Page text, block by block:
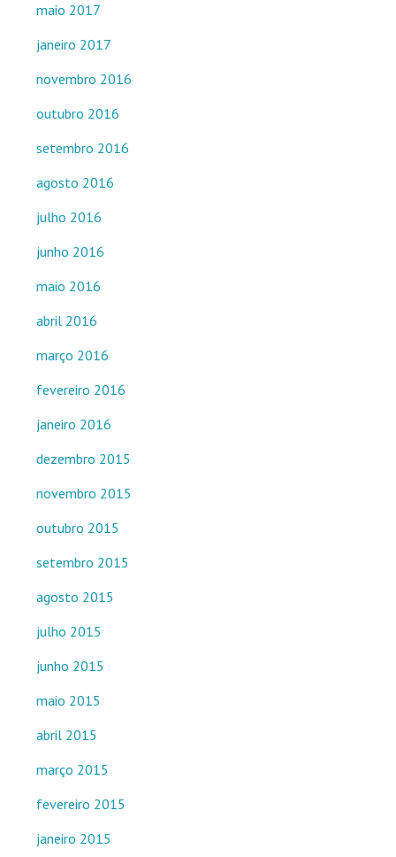
maio 2017
janeiro 2017
novembro 2016
outubro 2016
setembro 2016
agosto 2016
julho 2016
junho 2016
maio 2016
abril 2016
março 2016
fevereiro 2016
janeiro 2016
dezembro 2015
novembro 2015
outubro 2015
setembro 2015
agosto 2015
julho 2015
junho 2015
maio 2015
abril 2015
março 2015
fevereiro 2015
janeiro 2015